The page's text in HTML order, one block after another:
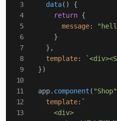
data( ) {
return {
message:
      }
    },
template:
  })
  app.
component ( "Shop"
template: `
      <div>